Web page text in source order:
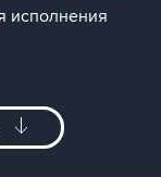
исполнения